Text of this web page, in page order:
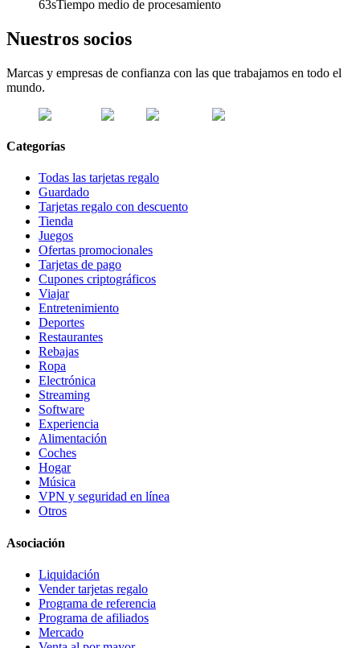
63sTiempo medio de procesamiento
Nuestros socios
Marcas y empresas de confianza con las que trabajamos en todo el
mundo.
Categorías
Todas las tarjetas regalo
Guardado
Tarjetas regalo con descuento
Tienda
Juegos
Ofertas promocionales
Tarjetas de pago
Cupones criptográficos
Viajar
Entretenimiento
Deportes
Restaurantes
Rebajas
Ropa
Electrónica
Streaming
Software
Experiencia
Alimentación
Coches
Hogar
Música
VPN y seguridad en línea
Otros
Asociación
Liquidación
Vender tarjetas regalo
Programa de referencia
Programa de afiliados
Mercado